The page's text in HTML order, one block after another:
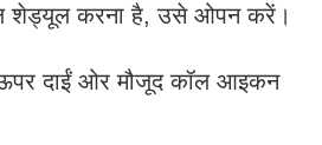
शेड्यूल करना है, उसे ओपन करें।
दाईं ओर मौजूद कॉल आइकन